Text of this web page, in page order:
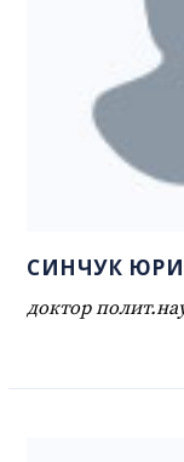
СИНЧУК
доктор